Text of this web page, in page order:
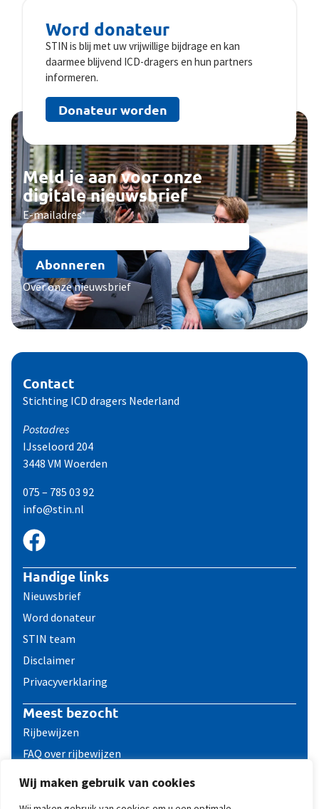
Wij maken gebruik van cookies
Meld je aan voor onze
digitale nieuwsbrief
E-mailadres*
Abonneren
Over onze nieuwsbrief
Word donateur
STIN is blij met uw vrijwillige bijdrage en kan
daarmee blijvend ICD-dragers en hun partners
informeren.
Donateur worden
Contact
Stichting ICD dragers Nederland
Postadres
IJsseloord 204
3448 VM Woerden
075 – 785 03 92
info@stin.nl
Handige links
Nieuwsbrief
Word donateur
STIN team
Disclaimer
Privacyverklaring
Meest bezocht
Rijbewijzen
FAQ over rijbewijzen